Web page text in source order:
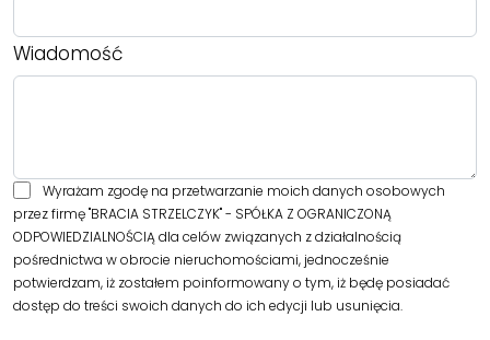
Wiadomość
Wyrażam zgodę na przetwarzanie moich danych osobowych
przez firmę "BRACIA STRZELCZYK" - SPÓŁKA Z OGRANICZONĄ
ODPOWIEDZIALNOŚCIĄ dla celów związanych z działalnością
pośrednictwa w obrocie nieruchomościami, jednocześnie
potwierdzam, iż zostałem poinformowany o tym, iż będę posiadać
dostęp do treści swoich danych do ich edycji lub usunięcia.